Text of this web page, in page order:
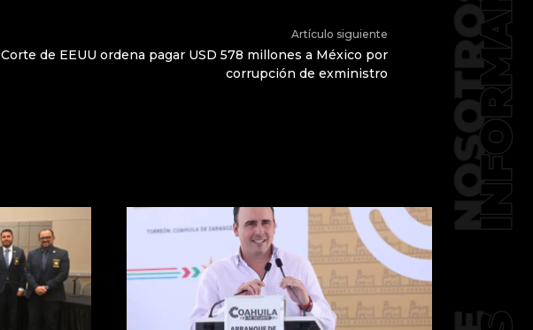
Artículo siguiente
Corte de EEUU ordena pagar USD 578 millones a México por
corrupción de exministro